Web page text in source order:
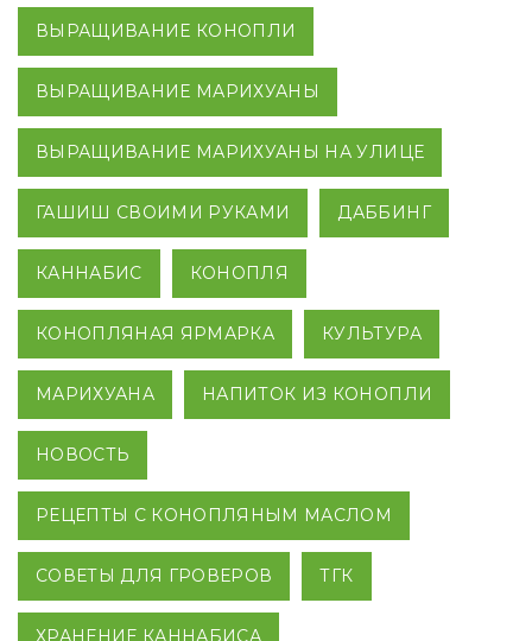
ВЫРАЩИВАНИЕ КОНОПЛИ
ВЫРАЩИВАНИЕ МАРИХУАНЫ
ВЫРАЩИВАНИЕ МАРИХУАНЫ НА УЛИЦЕ
ГАШИШ СВОИМИ РУКАМИ ДАББИНГ
КАННАБИС КОНОПЛЯ
КОНОПЛЯНАЯ ЯРМАРКА КУЛЬТУРА
МАРИХУАНА НАПИТОК ИЗ КОНОПЛИ
НОВОСТЬ
РЕЦЕПТЫ С КОНОПЛЯНЫМ МАСЛОМ
СОВЕТЫ ДЛЯ ГРОВЕРОВ ТГК
ХРАНЕНИЕ КАННАБИСА